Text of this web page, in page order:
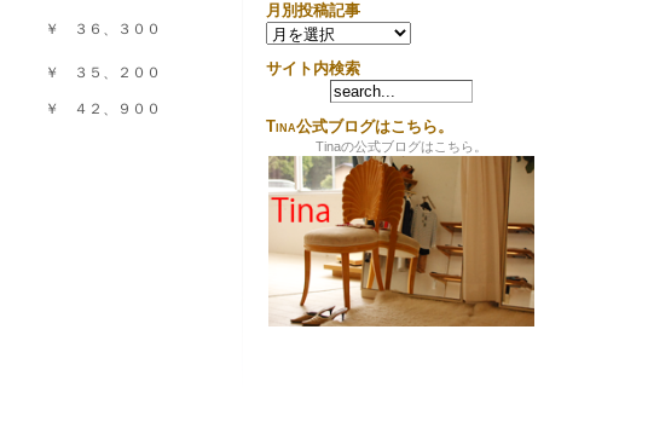
３６、３００
３５、２００
２、９００
月別投稿記事
月
別
投
事
サイト内検索
Tina公式ブログはこちら。
Tinaの公式ブログはこちら。